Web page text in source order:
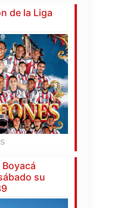
de la Liga
su